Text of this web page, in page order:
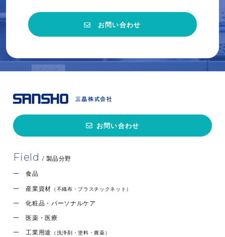
お問い合わせ
お問い合わせ
Field / 製品分野
食品
産業資材 （不織布・プラスチックネット）
化粧品・パーソナルケア
医薬・医療
工業用途 （洗浄剤・塗料・農薬）